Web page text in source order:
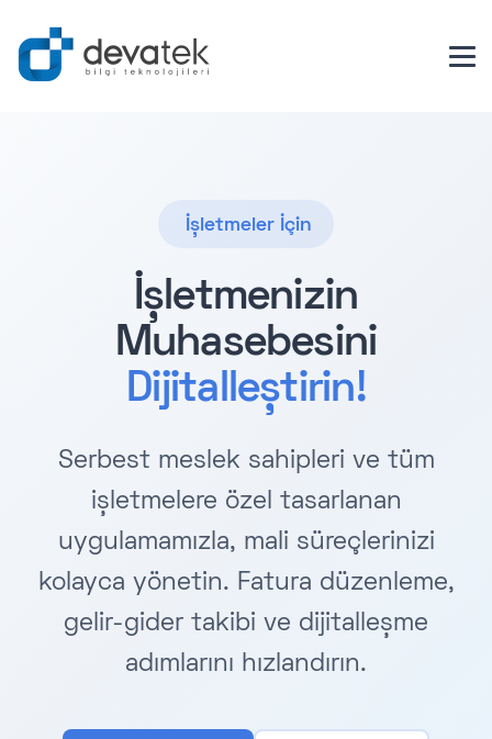
İşletmeler İçin
İşletmenizin
Muhasebesini
Dijitalleştirin!
Serbest meslek sahipleri ve tüm
işletmelere özel tasarlanan
uygulamamızla, mali süreçlerinizi
kolayca yönetin. Fatura düzenleme,
gelir-gider takibi ve dijitalleşme
adımlarını hızlandırın.